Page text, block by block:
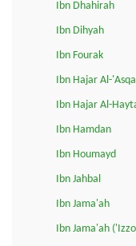
Ibn Dhahirah
Ibn Dihyah
Ibn Fourak
Ibn Hajar Al-
Ibn Hajar Al-
Ibn Hamdan
Ibn Houmayd
Ibn Jahbal
Ibn Jama'ah
Ibn Jama'ah